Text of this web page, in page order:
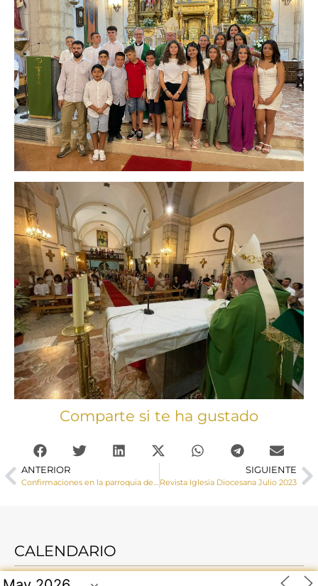
Comparte si te ha gustado
ANTERIOR
Confirmaciones en la parroquia de Puebla de Almenara
SIGUIENTE
Revista Iglesia Diocesana Julio 2023
CALENDARIO